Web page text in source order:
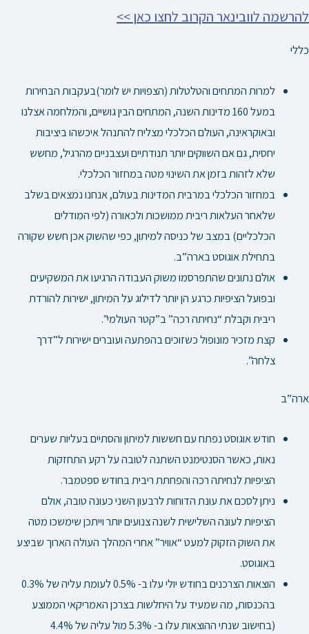
להרשמה לוובינאר הקרוב לחצו כאן >>
כללי
למרות המתחים והטלטלות (הצפויות יש לומר)בעקבות הבחירות
במעל 160 מדינות השנה, המתחים הבין גושיים, והמלחמה אצלנו
ובאוקראינה, העולם הכלכלי מצליח להתנהל איכשהו ביציבות
יחסית, גם אם השווקים יותר תנודתיים ועצבניים מהרגיל, מחשש
שלא לזהות בזמן את השינוי מטה במחזור הכלכלי.
במחזור הכלכלי במרבית המדינות בעולם, אנחנו נמצאים בשלב
שלאחר העלאות ריבית ממושכות ולכאורה (לפי המודלים
הכלכליים) במצב של כניסה למיתון, כפי שהשוק אכן חשש שקורה
בתחילת אוגוסט בארה”ב.
אולם נתונים שהתפרסמו משוק העבודה הרגיעו את המשקיעים
ובפועל הציפיות כרגע הן יותר לדילוג על המיתון, ישירות להורדת
ריבית וקבלת “נחיתה רכה” ב”קטר העולמי”.
קצת מזכיר מונופול כשזוכים בהפתעה ועוברים ישירות ל”דרך
צלחה”.
ארה”ב
חודש אוגוסט נפתח עם חששות למיתון והסתיים בעליות שערים
נאות, כאשר הסנטימנט השתנה לטובה על רקע התחזקות
הציפיות לנחיתה רכה והפחתת ריבית בחודש ספטמבר.
ניתן לסכם את עונת הדוחות לרבעון השני כעונה טובה, אולם
הציפיות לעונה השלישית לשנה צנועים יותר וייתכן שימשכו מטה
את השוק הזקוק למעט “אוויר” אחרי המהלך העולה הארוך שביצע
באוגוסט.
הוצאות הצרכנים בחודש יולי עלו ב- 0.5% לעומת עליה של 0.3%
בהכנסות, מה שמעיד על היחלשות בצרכן האמריקאי הממוצע
(בחישוב שנתי ההוצאות עלו ב- 5.3% מול עליה של 4.4%